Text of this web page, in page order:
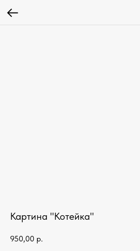
Картина "Котейка"
950,00 р.